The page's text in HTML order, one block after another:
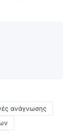
ανάγνωσης